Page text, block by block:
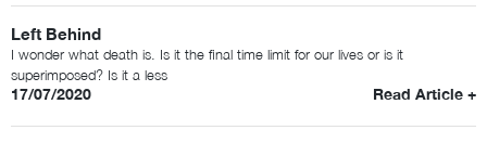
Left Behind
I wonder what death is. Is it the final time limit for our lives or is it
superimposed? Is it a less
17/07/2020 Read Article +